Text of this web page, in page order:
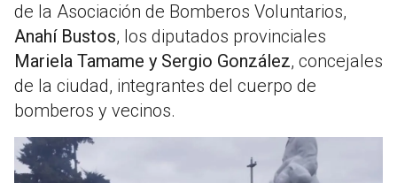
de la Asociación de Bomberos Voluntarios,
Anahí Bustos, los diputados provinciales
Mariela Tamame y Sergio González, concejales
de la ciudad, integrantes del cuerpo de
bomberos y vecinos.